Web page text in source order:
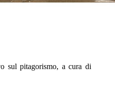
sul pitagorismo, a cura di